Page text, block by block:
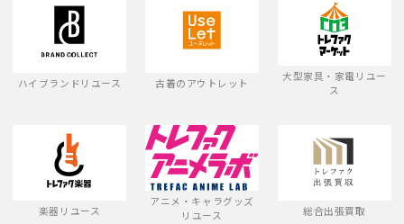
ハイブランドリユース 古着のアウトレット
大型家具・家電リユー
ス
楽器リユース
アニメ・キャラグッズ
リユース
総合出張買取